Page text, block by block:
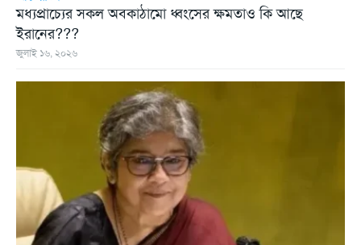
মধ্যপ্রাচ্যের সকল অবকাঠামো ধ্বংসের ক্ষমতাও কি আছে
ইরানের???
জুলাই ১৬, ২০২৬